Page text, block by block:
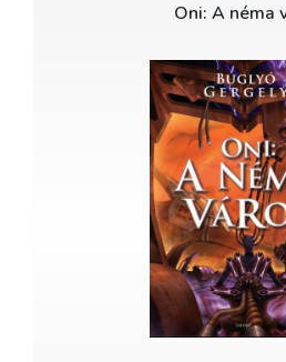
Oni: A néma